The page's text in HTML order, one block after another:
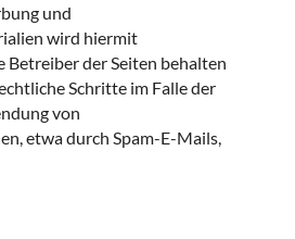
und
wird hiermit
Betreiber der Seiten behalten
Schritte im Falle der
von
etwa durch Spam-E-Mails,